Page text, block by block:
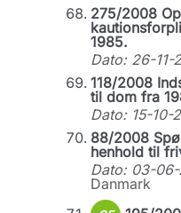
275/2008
1985.
Dato: 26-11-
118/2008
til dom fra
Dato: 15-10-
88/2008
henhold til
Dato: 03-
Danmark